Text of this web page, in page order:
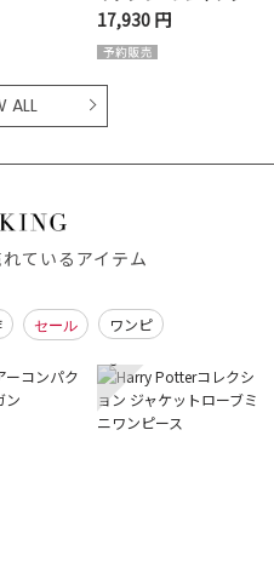
ワンピ
17,930 円
ALL
ているアイテム
セール ワンピ
3